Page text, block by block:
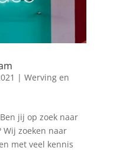
| Werving en
jij op zoek naar
zoeken naar
met veel kennis